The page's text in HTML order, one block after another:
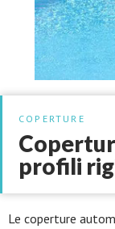
COPERTURE
profili
Le coperture